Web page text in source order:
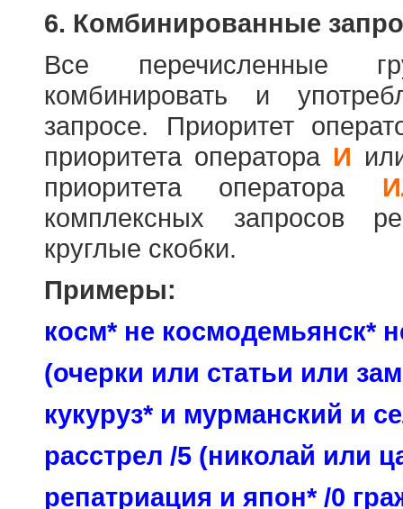
6. Комбинированные
Все перечисленные
комбинировать и
запросе. Приоритет
приоритета оператора И
приоритета оператора
комплексных запросов
круглые скобки.
Примеры:
косм* не космодемьянск*
(очерки или статьи или
кукуруз* и мурманский и
расстрел /5 (николай или
репатриация и япон* /0